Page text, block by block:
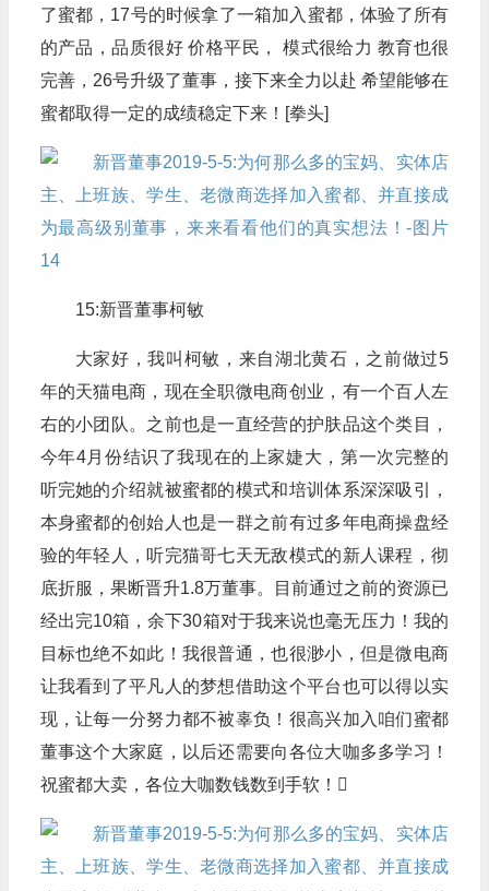
了蜜都，17号的时候拿了一箱加入蜜都，体验了所有
的产品，品质很好 价格平民， 模式很给力 教育也很
完善，26号升级了董事，接下来全力以赴 希望能够在
蜜都取得一定的成绩稳定下来！[拳头]
15:新晋董事柯敏
大家好，我叫柯敏，来自湖北黄石，之前做过5
年的天猫电商，现在全职微电商创业，有一个百人左
右的小团队。之前也是一直经营的护肤品这个类目，
今年4月份结识了我现在的上家婕大，第一次完整的
听完她的介绍就被蜜都的模式和培训体系深深吸引，
本身蜜都的创始人也是一群之前有过多年电商操盘经
验的年轻人，听完猫哥七天无敌模式的新人课程，彻
底折服，果断晋升1.8万董事。目前通过之前的资源已
经出完10箱，余下30箱对于我来说也毫无压力！我的
目标也绝不如此！我很普通，也很渺小，但是微电商
让我看到了平凡人的梦想借助这个平台也可以得以实
现，让每一分努力都不被辜负！很高兴加入咱们蜜都
董事这个大家庭，以后还需要向各位大咖多多学习！
祝蜜都大卖，各位大咖数钱数到手软！